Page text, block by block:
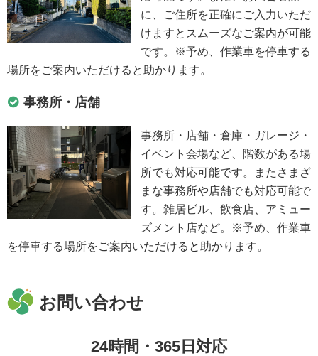
に、ご住所を正確にご入力いただ
けますとスムーズなご案内が可能
です。※予め、作業車を停車する
場所をご案内いただけると助かります。
事務所・店舗
事務所・店舗・倉庫・ガレージ・
イベント会場など、階数がある場
所でも対応可能です。またさまざ
まな事務所や店舗でも対応可能で
す。雑居ビル、飲食店、アミュー
ズメント店など。※予め、作業車
を停車する場所をご案内いただけると助かります。
お問い合わせ
24時間・365日対応